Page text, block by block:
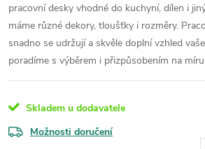
pracovní desky vhodné do kuchyní, dílen i
máme různé dekory, tloušťky i rozměry.
snadno se udržují a skvěle doplní vzhled
poradíme s výběrem i přizpůsobením na
Skladem u dodavatele
Možnosti doručení